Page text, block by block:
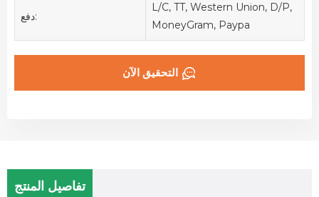
دفع:
L/C, TT, Western Union, D/P,
MoneyGram, Paypa
التحقيق الآن
تفاصيل المنتج